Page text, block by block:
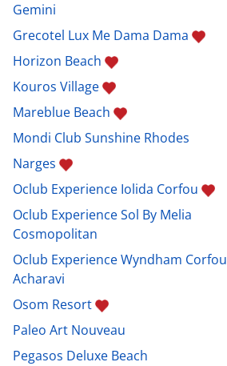
Gemini
Grecotel Lux Me Dama Dama
Horizon Beach
Kouros Village
Mareblue Beach
Mondi Club Sunshine Rhodes
Narges
Oclub Experience Iolida Corfou
Oclub Experience Sol By Melia
Cosmopolitan
Oclub Experience Wyndham Corfou
Acharavi
Osom Resort
Paleo Art Nouveau
Pegasos Deluxe Beach